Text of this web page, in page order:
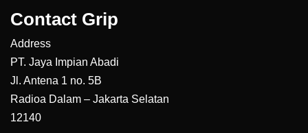
Contact Grip
Address
PT. Jaya Impian Abadi
Jl. Antena 1 no. 5B
Radioa Dalam – Jakarta Selatan
12140